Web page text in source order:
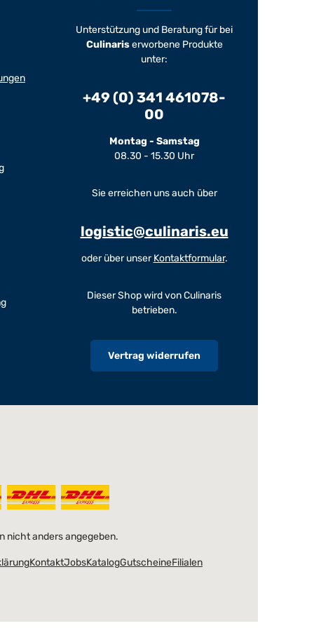
Unterstützung und Beratung für bei
Culinariserworbene Produkte
unter:
+49 (0) 341 461078-
00
Montag - Samstag
08.30 - 15.30 Uhr
Sie erreichen uns auch über
logistic@culinaris.eu
oder über unserKontaktformular.
Dieser Shop wird von Culinaris
betrieben.
Vertrag widerrufen
nicht anders angegeben.
KontaktJobsKatalogGutscheineFilialen